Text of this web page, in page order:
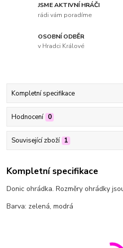
JSME AKTIVNÍ HRÁČI
rádi vám poradíme
OSOBNÍ ODBĚR
v Hradci Králové
Kompletní specifikace
Hodnocení 0
Související zboží 1
Kompletní specifikace
Donic ohrádka. Rozměry ohrádky
Barva: zelená, modrá